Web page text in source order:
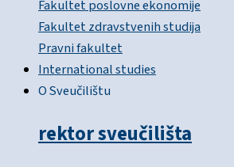
Fakultet poslovne ekonomije
Fakultet zdravstvenih studija
Pravni fakultet
International studies
O Sveučilištu
rektor sveučilišta